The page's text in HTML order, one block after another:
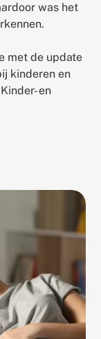
was het
met de update
kinderen en
en